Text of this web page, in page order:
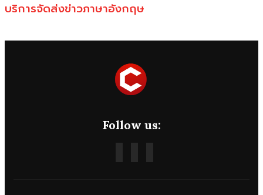
บริการจัดส่งข่าวภาษาอังกฤษ
Follow us: